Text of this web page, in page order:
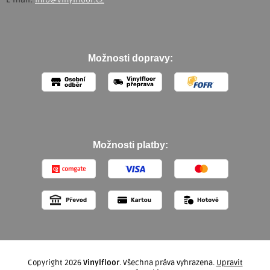
Možnosti dopravy:
Možnosti platby:
Copyright 2026Vinylfloor. Všechna práva vyhrazena. Upravit